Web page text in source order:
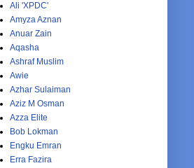
Ali 'XPDC'
Amyza Aznan
Anuar Zain
Aqasha
Ashraf Muslim
Awie
Azhar Sulaiman
Aziz M Osman
Azza Elite
Bob Lokman
Engku Emran
Erra Fazira